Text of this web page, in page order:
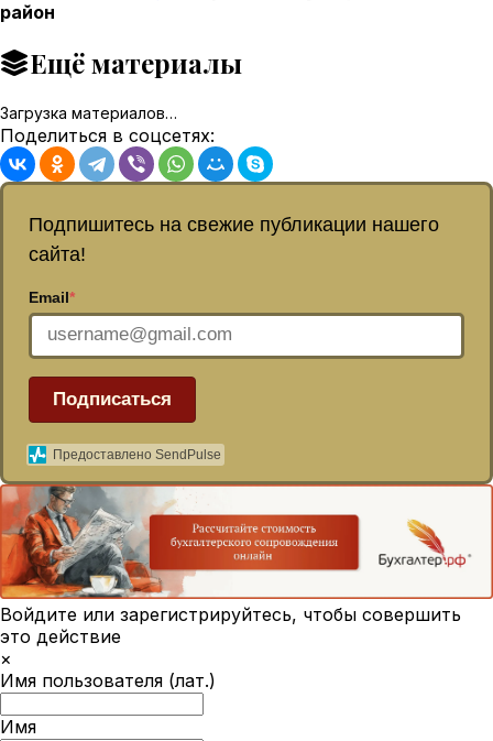
район
Ещё материалы
Загрузка материалов…
Поделиться в соцсетях:
Подпишитесь на свежие публикации нашего
сайта!
Email*
Подписаться
Предоставлено SendPulse
Войдите или зарегистрируйтесь, чтобы совершить
это действие
×
Имя пользователя (лат.)
Имя